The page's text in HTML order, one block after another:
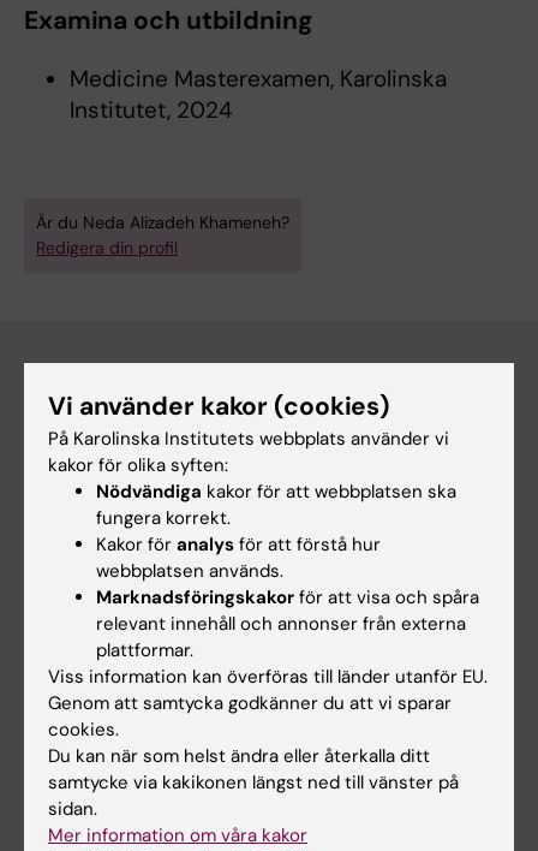
Examina och utbildning
Medicine Masterexamen, Karolinska
Institutet, 2024
Är du Neda Alizadeh Khameneh?
Redigera din profil
Huvudmeny
Utbildning
Forskarutbildning
Forskning
Nyheter
Kalender
Student
Ladok
Vi använder kakor (cookies)
På Karolinska Institutets webbplats använder vi
kakor för olika syften:
Nödvändiga kakor för att webbplatsen ska
fungera korrekt.
Kakor för analys för att förstå hur
webbplatsen används.
Marknadsföringskakor för att visa och spåra
relevant innehåll och annonser från externa
plattformar.
Viss information kan överföras till länder utanför EU.
Genom att samtycka godkänner du att vi sparar
cookies.
Du kan när som helst ändra eller återkalla ditt
samtycke via kakikonen längst ned till vänster på
sidan.
Mer information om våra kakor